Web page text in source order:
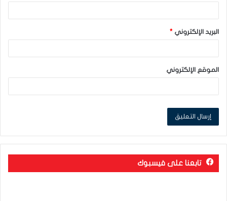
البريد الإلكتروني *
الموقع الإلكتروني
تابعنا على فيسبوك